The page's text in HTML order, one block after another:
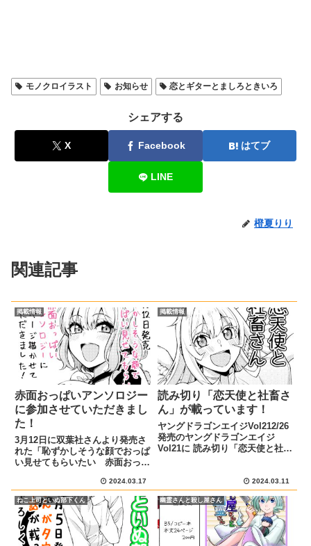
モノクロイラスト お知らせ 恋とギターとましろときいろ
シェアする
X Facebook はてブ
LINE
橙夏りり
関連記事
掲載情報
赤面おっぱいアンソロジー
に参加させていただきまし
た！
3月12日に双葉社さんより発売さ
れた「恥ずかしそうな顔でおっぱ
い見せてもらいたい 赤面おっぱ
ミックス)」にて18ページ描かせ
ていただきました！表紙はこちら
です宣伝イラストあらすじクラス
メイトの有森さんは、メイ...
2024.03.17
掲載情報
読み切り「恋天使と社畜さ
ん」が載っています！
ヤングドラゴンエイジVol212/26
発売のヤングドラゴンエイジ
Vol21に 読み切り「恋天使と社畜
アイちゃん。 ”恋”の勉強をする
ために、お兄さんにいろいろ教わ
ることに。原作はD...
2024.03.11
ねこ上司といぬ部下くん 幽霊さんと殺し屋さん